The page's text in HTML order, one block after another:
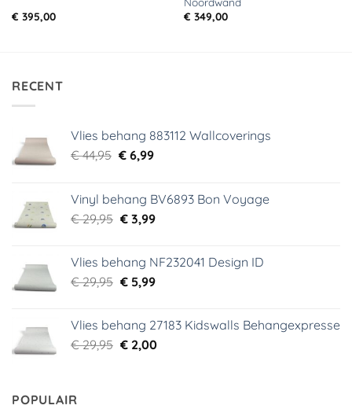
€ 395,00
€ 349,00
RECENT
Vlies behang 883112 Wallcoverings
€44,95 Oorspronkelijke
€ 44,95.
€6,99Huidige
€ 6,99.
Vinyl behang BV6893 Bon Voyage
€29,95 Oorspronkelijke
€ 29,95.
€3,99Huidige
€ 3,99.
Vlies behang NF232041 Design ID
€29,95 Oorspronkelijke
€ 29,95.
€5,99Huidige
€ 5,99.
Vlies behang 27183 Kidswalls Behangexpresse
€29,95 Oorspronkelijke
€2,00Huidige
POPULAIR